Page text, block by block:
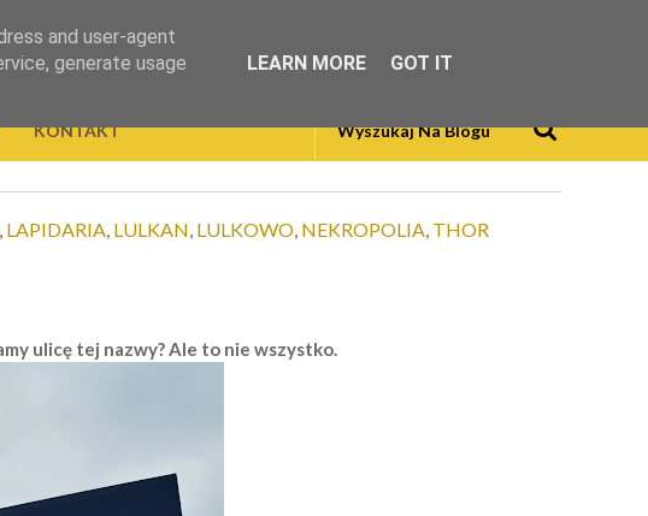
KONTAKT
, LAPIDARIA, LULKAN, LULKOWO, NEKROPOLIA, THOR
ulicę tej nazwy? Ale to nie wszystko.
and user-agent
generate usage
LEARN MORE GOT IT